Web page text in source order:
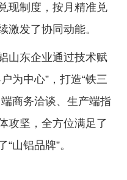
现制度，按月精准兑
激发了协同动能。
山东企业通过技术赋
为中心”，打造“铁三
商务洽谈、生产端指
攻坚，全方位满足了
山铝品牌”。